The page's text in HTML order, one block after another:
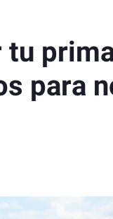
para